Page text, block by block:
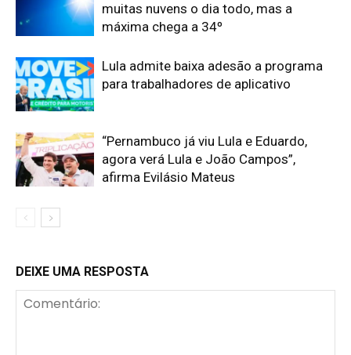
muitas nuvens o dia todo, mas a
máxima chega a 34º
Lula admite baixa adesão a programa
para trabalhadores de aplicativo
“Pernambuco já viu Lula e Eduardo,
agora verá Lula e João Campos”,
afirma Evilásio Mateus
DEIXE UMA RESPOSTA